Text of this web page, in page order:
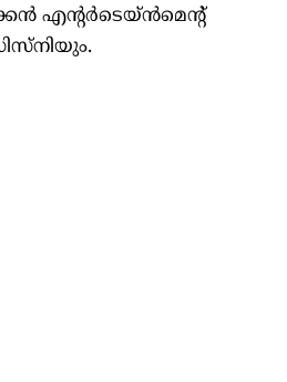
എന്റർടെയ്ൻമെന്റ്